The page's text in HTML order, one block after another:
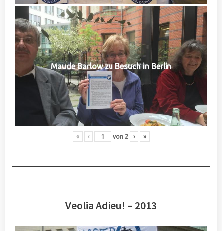
Maude Barlow zu Besuch in Berlin
« ‹ von 2 › »
Veolia Adieu! – 2013